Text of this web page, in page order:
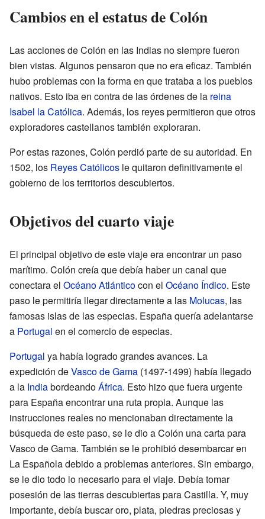
Cambios en el estatus de Colón
Las acciones de Colón en las Indias no siempre fueron
bien vistas. Algunos pensaron que no era eficaz. También
hubo problemas con la forma en que trataba a los pueblos
nativos. Esto iba en contra de las órdenes de la reina
Isabel la Católica. Además, los reyes permitieron que otros
exploradores castellanos también exploraran.
Por estas razones, Colón perdió parte de su autoridad. En
1502, los Reyes Católicos le quitaron definitivamente el
gobierno de los territorios descubiertos.
Objetivos del cuarto viaje
El principal objetivo de este viaje era encontrar un paso
marítimo. Colón creía que debía haber un canal que
conectara el Océano Atlánticocon el Océano Índico. Este
paso le permitiría llegar directamente a las Molucas, las
famosas islas de las especias. España quería adelantarse
a Portugal en el comercio de especias.
Portugal ya había logrado grandes avances. La
expedición deVasco de Gama (1497-1499) había llegado
a la IndiabordeandoÁfrica. Esto hizo que fuera urgente
para España encontrar una ruta propia. Aunque las
instrucciones reales no mencionaban directamente la
búsqueda de este paso, se le dio a Colón una carta para
Vasco de Gama. También se le prohibió desembarcar en
La Española debido a problemas anteriores. Sin embargo,
se le dio todo lo necesario para el viaje. Debía tomar
posesión de las tierras descubiertas para Castilla. Y, muy
importante, debía buscar oro, plata, piedras preciosas y